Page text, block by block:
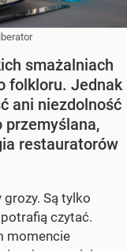
smażalniach
folkloru. Jednak
ani niezdolność
przemyślana,
restauratorów
Są tylko
czytać.
momencie